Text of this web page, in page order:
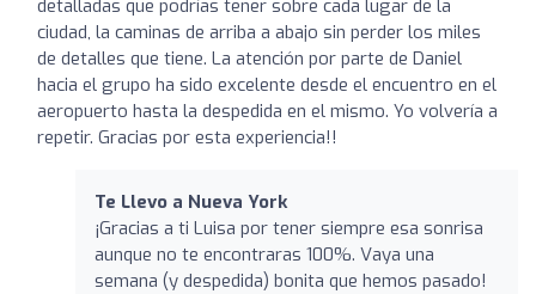
detalladas que podrías tener sobre cada lugar de la
ciudad, la caminas de arriba a abajo sin perder los miles
de detalles que tiene. La atención por parte de Daniel
hacia el grupo ha sido excelente desde el encuentro en el
aeropuerto hasta la despedida en el mismo. Yo volvería a
repetir. Gracias por esta experiencia!!
Te Llevo a Nueva York
¡Gracias a ti Luisa por tener siempre esa sonrisa
aunque no te encontraras 100%. Vaya una
semana (y despedida) bonita que hemos pasado!